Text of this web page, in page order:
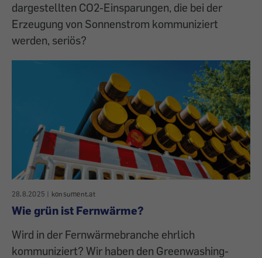
dargestellten CO2-Einsparungen, die bei der
Erzeugung von Sonnenstrom kommuniziert
werden, seriös?
28.8.2025 | konsument.at
Wie grün ist Fernwärme?
Wird in der Fernwärmebranche ehrlich
kommuniziert? Wir haben den Greenwashing-